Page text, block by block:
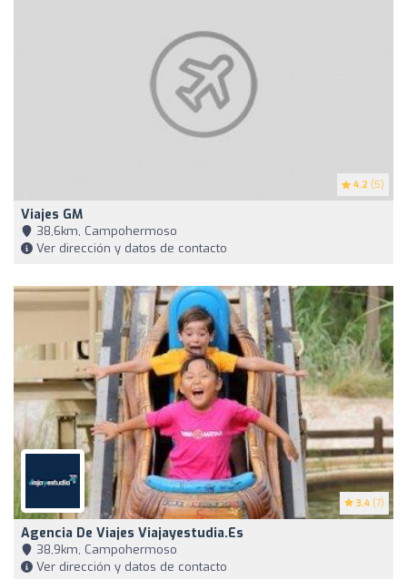
4.2 (5)
Viajes GM
38,6km, Campohermoso
Ver dirección y datos de contacto
3.4 (7)
Agencia De Viajes Viajayestudia.es
38,9km, Campohermoso
Ver dirección y datos de contacto